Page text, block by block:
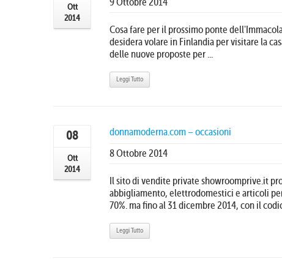
Ott
2014
Cosa fare per il prossimo ponte
desidera volare in Finlandia per visitare la
delle nuove proposte per ...
Leggi Tutto
08
Ott
2014
donnamoderna.com – occasioni
8 Ottobre 2014
Il sito di vendite private showroomprive.it
abbigliamento, elettrodomestici e articoli
70%. ma fino al 31 dicembre 2014, con il
Leggi Tutto